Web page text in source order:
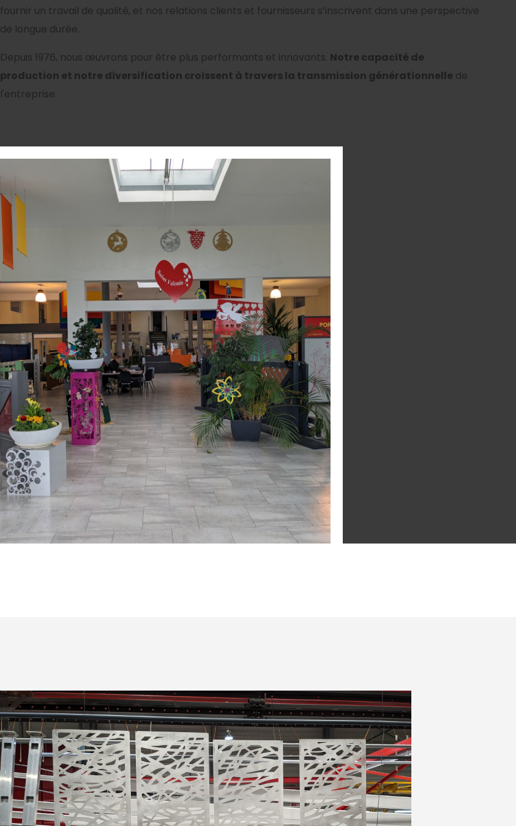
fournir un travail de qualité, et nos relations clients et fournisseurs s’inscrivent dans une perspective
de longue durée.
Depuis 1976, nous œuvrons pour être plus performants et innovants. Notre capacité de
production et notre diversification croissent à travers la transmission générationnelle de
l'entreprise.